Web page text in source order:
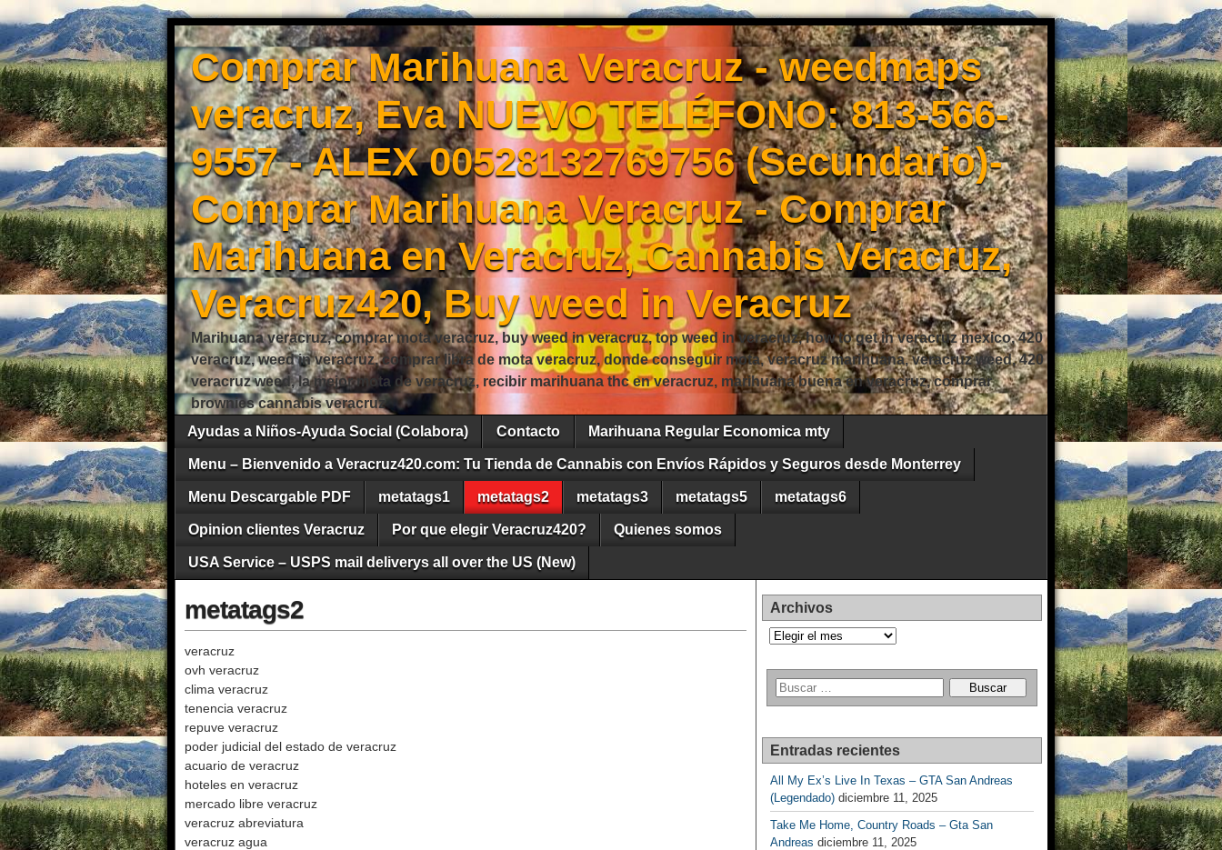
Comprar Marihuana Veracruz - weedmaps
veracruz, Eva NUEVO TELÉFONO: 813-566-
9557 - ALEX 00528132769756 (Secundario)-
Comprar Marihuana Veracruz - Comprar
Marihuana en Veracruz, Cannabis Veracruz,
Veracruz420, Buy weed in Veracruz
Marihuana veracruz, comprar mota veracruz, buy weed in veracruz, top weed in veracruz, how to get in veracruz mexico, 420
veracruz, weed in veracruz, comprar libra de mota veracruz, donde conseguir mota, veracruz marihuana, veracruz weed, 420
veracruz weed, la mejor mota de veracruz, recibir marihuana thc en veracruz, marihuana buena en veracruz, comprar
brownies cannabis veracruz
Ayudas a Niños-Ayuda Social (Colabora)
Contacto Marihuana Regular Economica mty
Menu – Bienvenido a Veracruz420.com: Tu Tienda de Cannabis con Envíos Rápidos y Seguros desde Monterrey
Menu Descargable PDF metatags1 metatags2 metatags3 metatags5 metatags6
Opinion clientes Veracruz Por que elegir Veracruz420? Quienes somos
USA Service – USPS mail deliverys all over the US (New)
metatags2
veracruz
ovh veracruz
clima veracruz
tenencia veracruz
repuve veracruz
poder judicial del estado de veracruz
acuario de veracruz
hoteles en veracruz
mercado libre veracruz
veracruz abreviatura
veracruz agua
Archivos
Archivos
Entradas recientes
All My Ex’s Live In Texas – GTA San Andreas
(Legendado) diciembre 11, 2025
Take Me Home, Country Roads – Gta San
Andreas diciembre 11, 2025